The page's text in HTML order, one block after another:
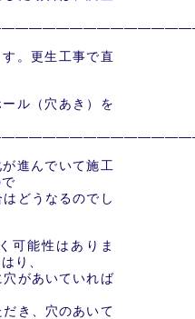
。更生工事で直
ル（穴あき）を
進んでいて施工
どうなるのでし
可能性はありま
り、
があいていれば
き、穴のあいて